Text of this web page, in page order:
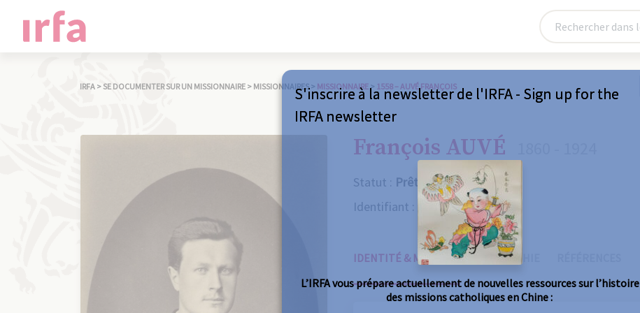
IRFA >SE DOCUMENTER SUR UN MISSIONNAIRE > MISSIONNAIRES > MISSIONNAIRE> 1558 – AUVÉ FRANÇOIS
François AUVÉ
Statut : Prêtre
Identifiant : 1558
IDENTITÉ & MISSIONS BIOGRAPHIE
S'inscrire à la newsletter de l'IRFA - Sign up for the
IRFA newsletter
L’IRFA vous prépare actuellement de nouvelles ressources sur l’histoire
des missions catholiques en Chine :